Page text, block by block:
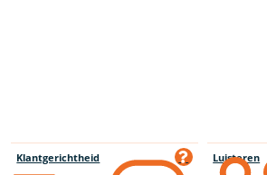
Klantgerichtheid Luisteren